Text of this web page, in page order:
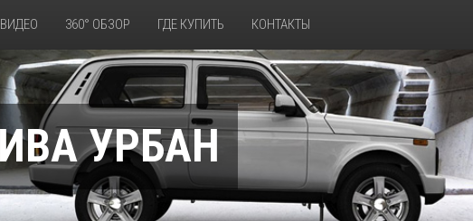
ВИДЕО 360° ОБЗОР ГДЕ КУПИТЬ КОНТАКТЫ
УРБАН